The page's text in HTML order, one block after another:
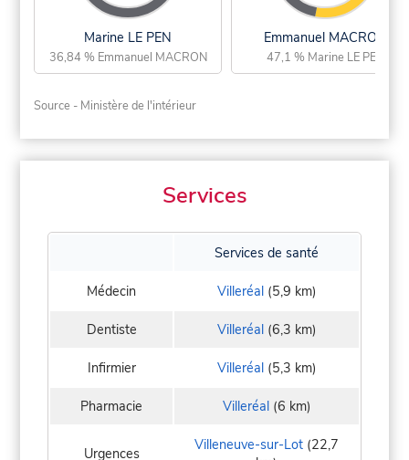
Marine LE PEN
36,84 % Emmanuel MACRON
Emmanuel MACRON
47,1 % Marine LE PEN
Source - Ministère de l'intérieur
Services
Services de santé
Médecin Villeréal(5,9 km)
Dentiste Villeréal(6,3 km)
Infirmier Villeréal(5,3 km)
Pharmacie Villeréal(6 km)
Urgences Villeneuve-sur-Lot (22,7